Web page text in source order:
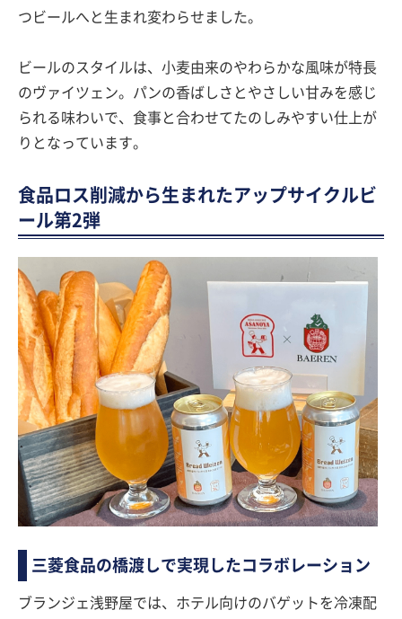
つビールへと生まれ変わらせました。
ビールのスタイルは、小麦由来のやわらかな風味が特長
のヴァイツェン。パンの香ばしさとやさしい甘みを感じ
られる味わいで、食事と合わせてたのしみやすい仕上が
りとなっています。
食品ロス削減から生まれたアップサイクルビ
ール第2弾
三菱食品の橋渡しで実現したコラボレーション
ブランジェ浅野屋では、ホテル向けのバゲットを冷凍配